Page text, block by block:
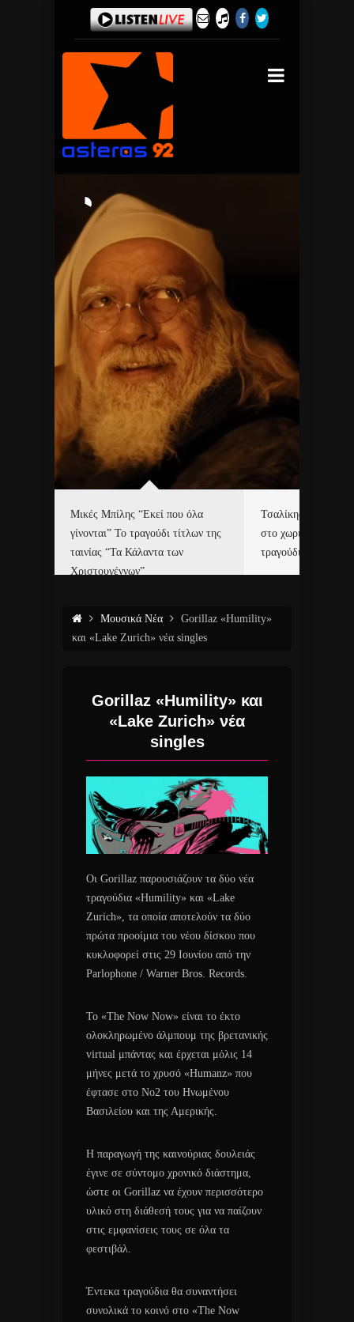
Μικές Μπίλης “Εκεί που όλα
γίνονται” Το τραγούδι τίτλων της
ταινίας “Τα Κάλαντα των
Χριστουγέννων”
Τσαλίκης,
στο χωριό του Άι
τραγούδι και video
Μουσικά Νέα
Gorillaz «Humility»
και «Lake Zurich» νέα singles
Gorillaz «Humility» και
«Lake Zurich» νέα
singles
Οι Gorillaz παρουσιάζουν τα δύο νέα
τραγούδια «Humility» και «Lake
Zurich», τα οποία αποτελούν τα δύο
πρώτα προοίμια του νέου δίσκου που
κυκλοφορεί στις 29 Ιουνίου από την
Parlophone / Warner Bros. Records.
Το «The Now Now» είναι το έκτο
ολοκληρωμένο άλμπουμ της βρετανικής
virtual μπάντας και έρχεται μόλις 14
μήνες μετά το χρυσό «Humanz» που
έφτασε στο No2 του Ηνωμένου
Βασιλείου και της Αμερικής.
Η παραγωγή της καινούριας δουλειάς
έγινε σε σύντομο χρονικό διάστημα,
ώστε οι Gorillaz να έχουν περισσότερο
υλικό στη διάθεσή τους για να παίζουν
στις εμφανίσεις τους σε όλα τα
φεστιβάλ.
Έντεκα τραγούδια θα συναντήσει
συνολικά το κοινό στο «The Now